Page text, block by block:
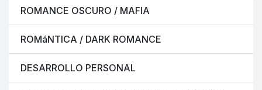
ROMANCE OSCURO / MAFIA
ROMáNTICA / DARK ROMANCE
DESARROLLO PERSONAL